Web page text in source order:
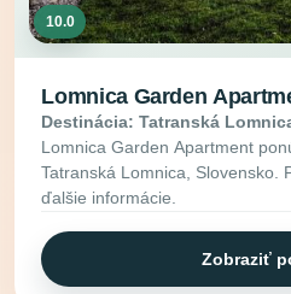
10.0
Lomnica Garden
Destinácia: Tatranská
Lomnica Garden Apartment
Tatranská Lomnica, Slovensko.
ďalšie informácie.
Zobraziť